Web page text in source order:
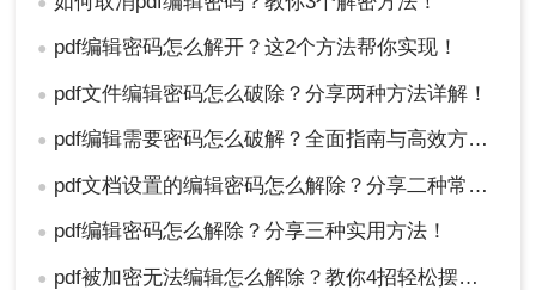
● pdf编辑密码怎么解开？这2个方法帮你实现！
● pdf文件编辑密码怎么破除？分享两种方法详解！
● pdf编辑需要密码怎么破解？全面指南与高效方法详解！
● pdf文档设置的编辑密码怎么解除？分享二种常用解除方式！
● pdf编辑密码怎么解除？分享三种实用方法！
● pdf被加密无法编辑怎么解除？教你4招轻松摆平！